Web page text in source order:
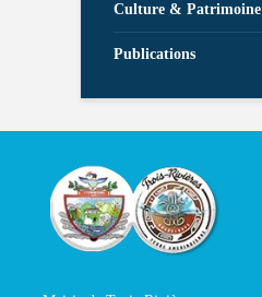
Culture & Patrimoine
Publications